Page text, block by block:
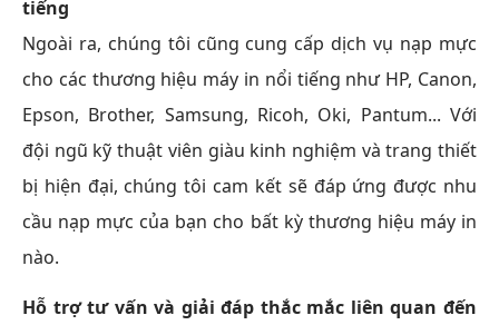
tiếng
Ngoài ra, chúng tôi cũng cung cấp dịch vụ nạp mực
cho các thương hiệu máy in nổi tiếng như HP, Canon,
Epson, Brother, Samsung, Ricoh, Oki, Pantum... Với
đội ngũ kỹ thuật viên giàu kinh nghiệm và trang thiết
bị hiện đại, chúng tôi cam kết sẽ đáp ứng được nhu
cầu nạp mực của bạn cho bất kỳ thương hiệu máy in
nào.
Hỗ trợ tư vấn và giải đáp thắc mắc liên quan đến